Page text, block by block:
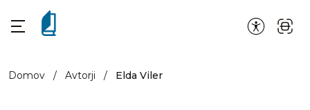
Domov / Avtorji / Elda Viler